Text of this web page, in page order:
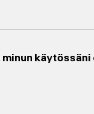
minun käytössäni